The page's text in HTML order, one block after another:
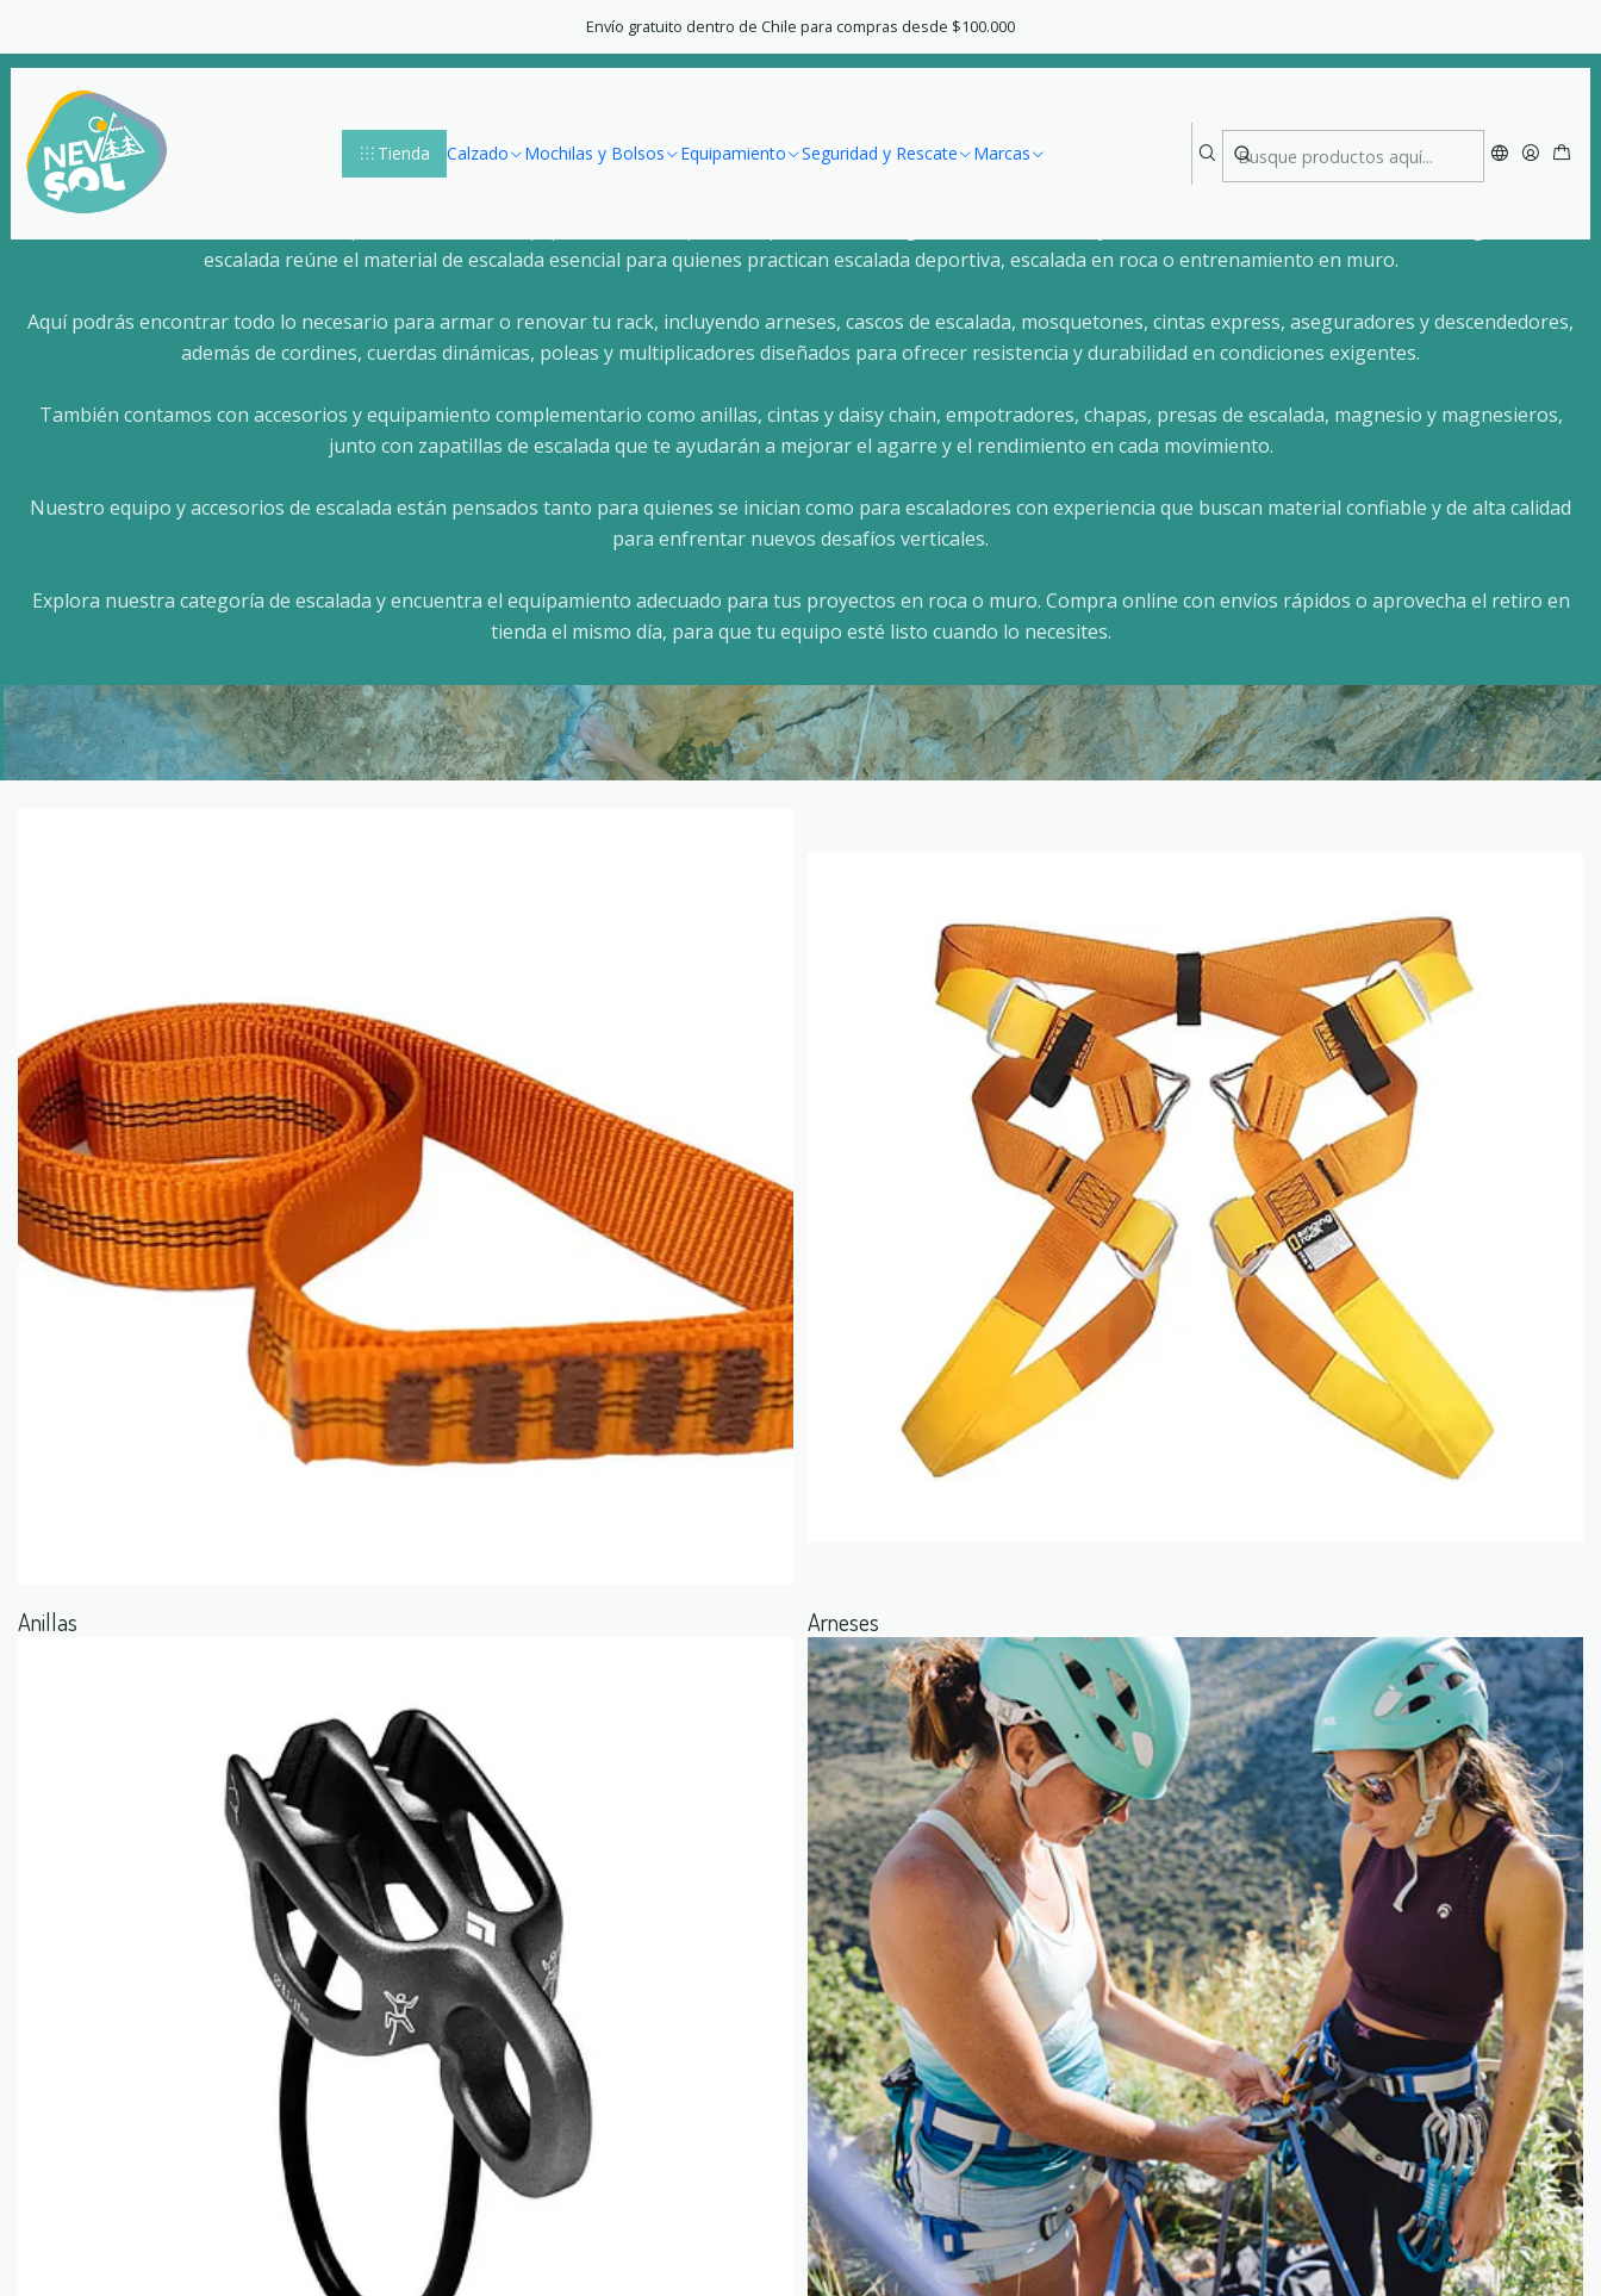
Tienda Calzado Mochilas y Bolsos Equipamiento Seguridad y Rescate Marcas
Envío gratuito dentro de Chile para compras desde $100.000
Inicio Escalada
Escalada
escalada reúne el material de escalada esencial para quienes practican escalada deportiva, escalada en roca o entrenamiento en muro.
Aquí podrás encontrar todo lo necesario para armar o renovar tu rack, incluyendo arneses, cascos de escalada, mosquetones, cintas express, aseguradores y descendedores,
además de cordines, cuerdas dinámicas, poleas y multiplicadores diseñados para ofrecer resistencia y durabilidad en condiciones exigentes.
También contamos con accesorios y equipamiento complementario como anillas, cintas y daisy chain, empotradores, chapas, presas de escalada, magnesio y magnesieros,
junto con zapatillas de escalada que te ayudarán a mejorar el agarre y el rendimiento en cada movimiento.
Nuestro equipo y accesorios de escalada están pensados tanto para quienes se inician como para escaladores con experiencia que buscan material confiable y de alta calidad
para enfrentar nuevos desafíos verticales.
Explora nuestra categoría de escalada y encuentra el equipamiento adecuado para tus proyectos en roca o muro. Compra online con envíos rápidos o aprovecha el retiro en
tienda el mismo día, para que tu equipo esté listo cuando lo necesites.
Anillas Arneses